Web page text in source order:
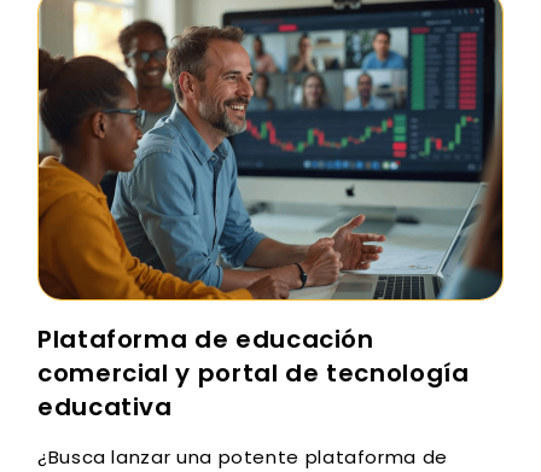
Plataforma de educación
comercial y portal de tecnología
educativa
¿Busca lanzar una potente plataforma de